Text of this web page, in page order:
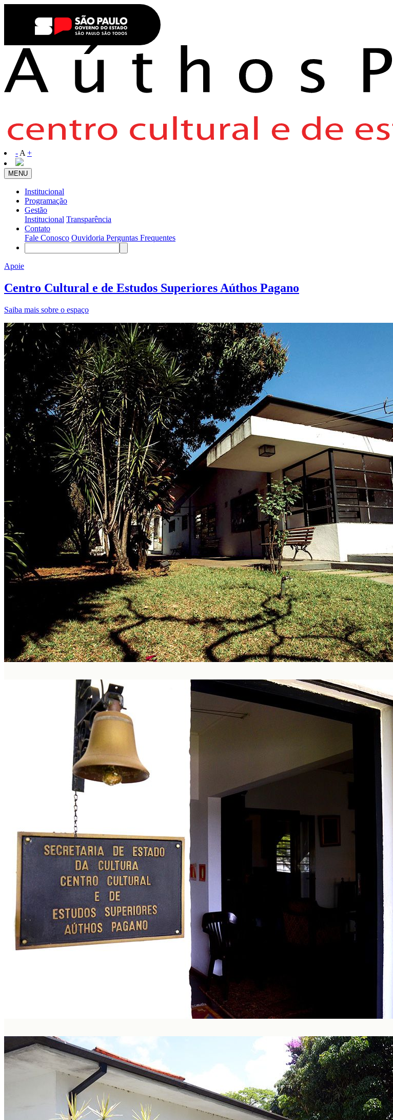
- A +
MENU
Institucional
Programação
Gestão
Institucional Transparência
Contato
Fale Conosco Ouvidoria Perguntas Frequentes
Apoie
Centro Cultural e de Estudos Superiores Aúthos Pagano
Saiba mais sobre o espaço